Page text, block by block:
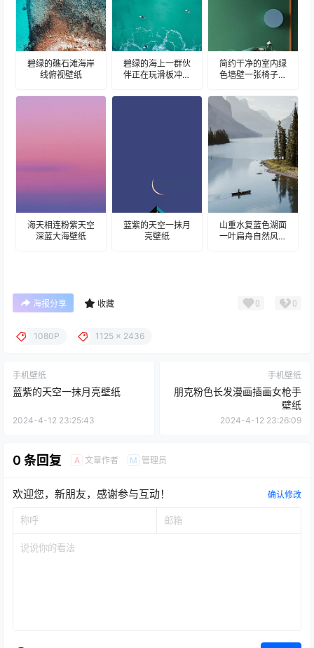
碧绿的礁石滩海岸
线俯视壁纸
碧绿的海上一群伙
伴正在玩滑板冲浪
简约干净的室内绿
色墙壁一张椅子壁
海天相连粉紫天空
深蓝大海壁纸
蓝紫的天空一抹月
亮壁纸
山重水复蓝色湖面
一叶扁舟自然风光
海报分享 收藏 0 0
1080P 1125 x 2436
手机壁纸
蓝紫的天空一抹月亮壁纸
2024-4-12 23:25:43
手机壁纸
朋克粉色长发漫画插画女枪手
壁纸
2024-4-12 23:26:09
0 条回复 A 文章作者 M 管理员
欢迎您，新朋友，感谢参与互动！ 确认修改